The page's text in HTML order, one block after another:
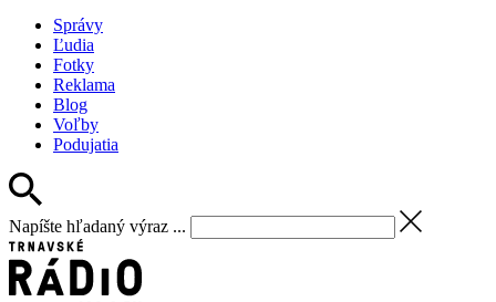
Správy
Ľudia
Fotky
Reklama
Blog
Voľby
Podujatia
Napíšte hľadaný výraz ...